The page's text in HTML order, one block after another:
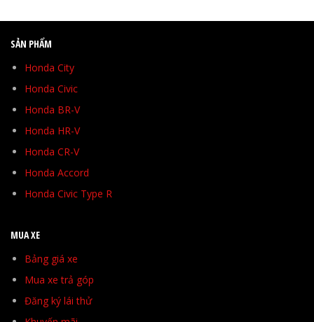
SẢN PHẨM
Honda City
Honda Civic
Honda BR-V
Honda HR-V
Honda CR-V
Honda Accord
Honda Civic Type R
MUA XE
Bảng giá xe
Mua xe trả góp
Đăng ký lái thử